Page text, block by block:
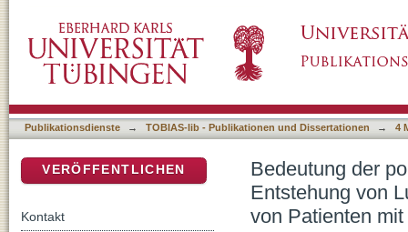
Lungenemphysem und Fibrose in den
Publikationsdienste → TOBIAS-lib - Publikationen und Dissertationen → 4
Bedeutung der
Entstehung von
von Patienten
VERÖFFENTLICHEN
Kontakt